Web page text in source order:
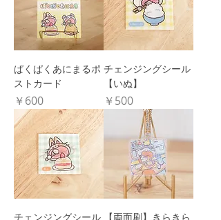
ぱくぱくあにまるポ
ストカード
価格
￥600
チェンジングシール
【いぬ】
価格
￥500
チェンジングシール
【両面刷】きらきら